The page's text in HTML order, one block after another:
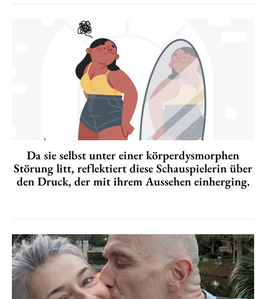
Da sie selbst unter einer körperdysmorphen
Störung litt, reflektiert diese Schauspielerin über
den Druck, der mit ihrem Aussehen einherging.